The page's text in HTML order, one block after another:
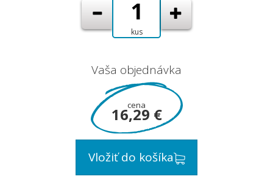
kus
Vaša objednávka
cena
16,29 €
Vložiť do košíka